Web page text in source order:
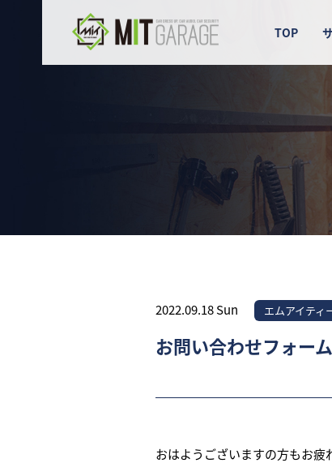
TOP
2022.09.18 Sun エムアイティ
お問い合わせフォー
おはようございますの方もお疲